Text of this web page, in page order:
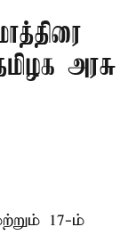
அரசு
17-ம்